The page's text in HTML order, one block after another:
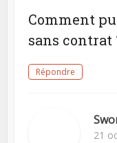
Comment
sans contrat
Répondre
21